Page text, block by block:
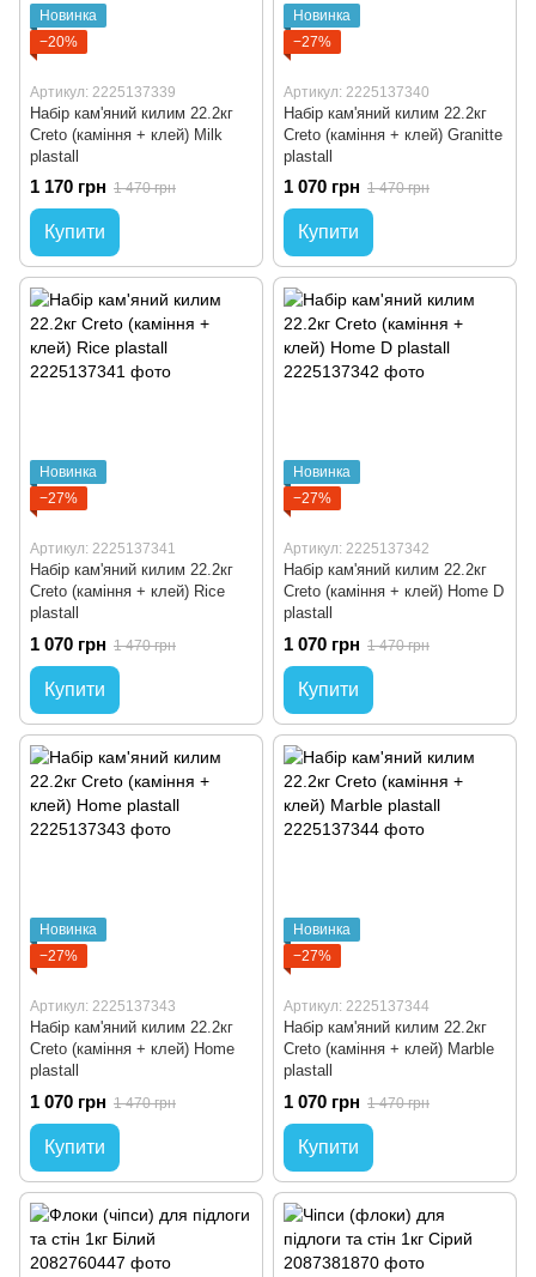
Новинка
−20%
Артикул: 2225137339
Набір кам'яний килим 22.2кг
Creto (каміння + клей) Milk
plastall
1 170 грн 1 470 грн
Купити
Новинка
−27%
Артикул: 2225137340
Набір кам'яний килим 22.2кг
Creto (каміння + клей) Granitte
plastall
1 070 грн 1 470 грн
Купити
Новинка
−27%
Артикул: 2225137341
Набір кам'яний килим 22.2кг
Creto (каміння + клей) Rice
plastall
1 070 грн 1 470 грн
Купити
Новинка
−27%
Артикул: 2225137342
Набір кам'яний килим 22.2кг
Creto (каміння + клей) Home D
plastall
1 070 грн 1 470 грн
Купити
Новинка
−27%
Артикул: 2225137343
Набір кам'яний килим 22.2кг
Creto (каміння + клей) Home
plastall
1 070 грн 1 470 грн
Купити
Новинка
−27%
Артикул: 2225137344
Набір кам'яний килим 22.2кг
Creto (каміння + клей) Marble
plastall
1 070 грн 1 470 грн
Купити